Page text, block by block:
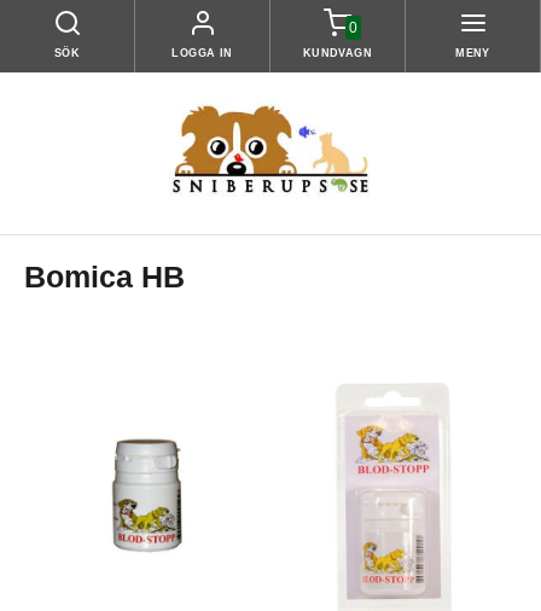
SÖK LOGGA IN
0
KUNDVAGN MENY
Bomica HB